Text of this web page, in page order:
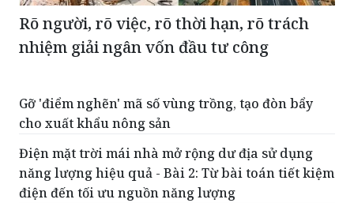
Rõ người, rõ việc, rõ thời hạn, rõ trách
nhiệm giải ngân vốn đầu tư công
Gỡ 'điểm nghẽn' mã số vùng trồng, tạo đòn bẩy
cho xuất khẩu nông sản
Điện mặt trời mái nhà mở rộng dư địa sử dụng
năng lượng hiệu quả - Bài 2: Từ bài toán tiết kiệm
điện đến tối ưu nguồn năng lượng